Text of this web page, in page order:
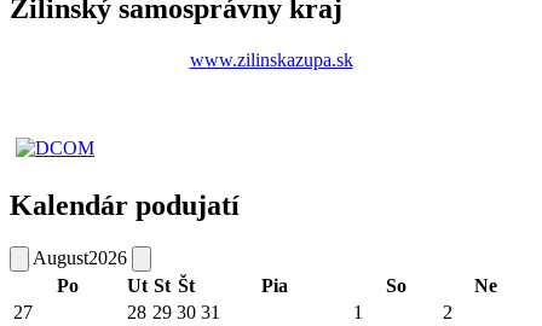
Žilinský samosprávny kraj
www.zilinskazupa.sk
Kalendár podujatí
August2026
Po
Ut St Št Pia So
Ne
27
28 29 30 31 1
2